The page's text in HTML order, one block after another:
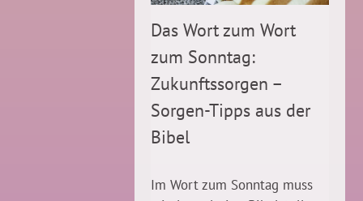
Das Wort zum Wort
zum Sonntag:
Zukunftssorgen –
Sorgen-Tipps aus der
Bibel
Im Wort zum Sonntag muss